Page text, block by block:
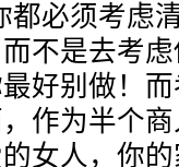
必须考虑
不是去考
好别做！
作为半个
女人，你